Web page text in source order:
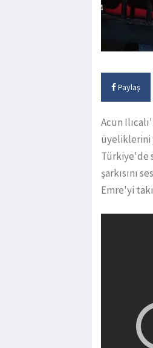
Paylaş
Acun
üyeliklerini
Türkiye'de
şarkısını
Emre'yi